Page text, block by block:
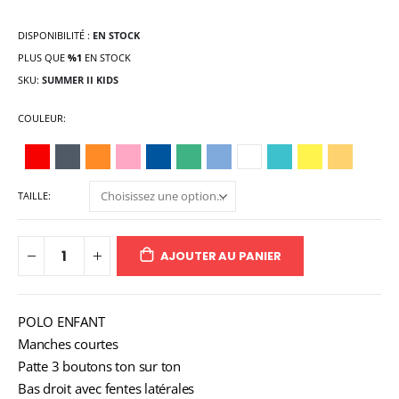
DISPONIBILITÉ : EN STOCK
PLUS QUE %1 EN STOCK
SKU SUMMER II KIDS
COULEUR
TAILLE
AJOUTER AU PANIER
POLO ENFANT
Manches courtes
Patte 3 boutons ton sur ton
Bas droit avec fentes latérales